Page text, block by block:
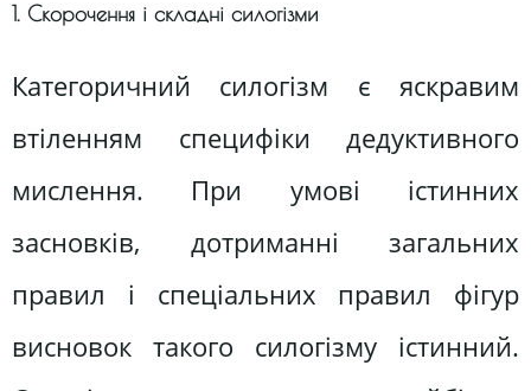
1. Скорочення і складні силогізми
Категоричний силогізм є яскравим
втіленням специфіки дедуктивного
мислення. При умові істинних
засновків, дотриманні загальних
правил і спеціальних правил фігур
висновок такого силогізму істинний.